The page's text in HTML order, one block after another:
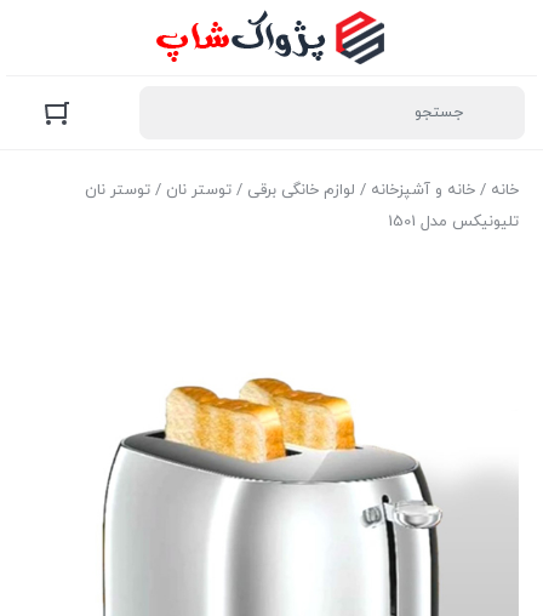
خانه / خانه و آشپزخانه / لوازم خانگی برقی / توستر نان / توستر نان
تلیونیکس مدل 1501